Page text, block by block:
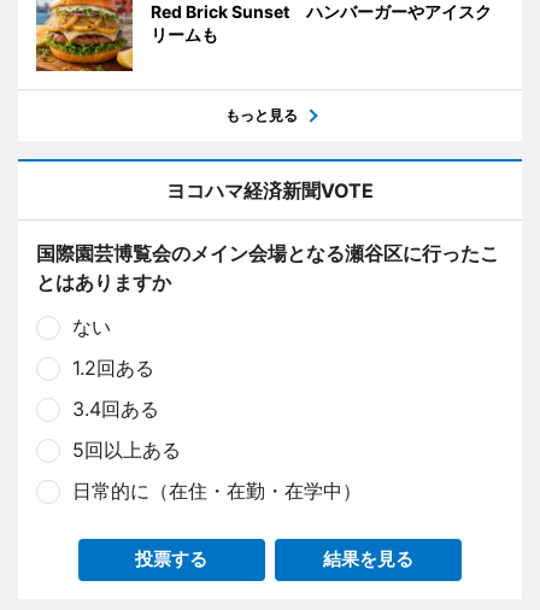
Red Brick Sunset ハンバーガーやアイスク
リームも
もっと見る
ヨコハマ経済新聞VOTE
国際園芸博覧会のメイン会場となる瀬谷区に行ったこ
とはありますか
ない
1.2回ある
3.4回ある
5回以上ある
日常的に（在住・在勤・在学中）
投票する 結果を見る